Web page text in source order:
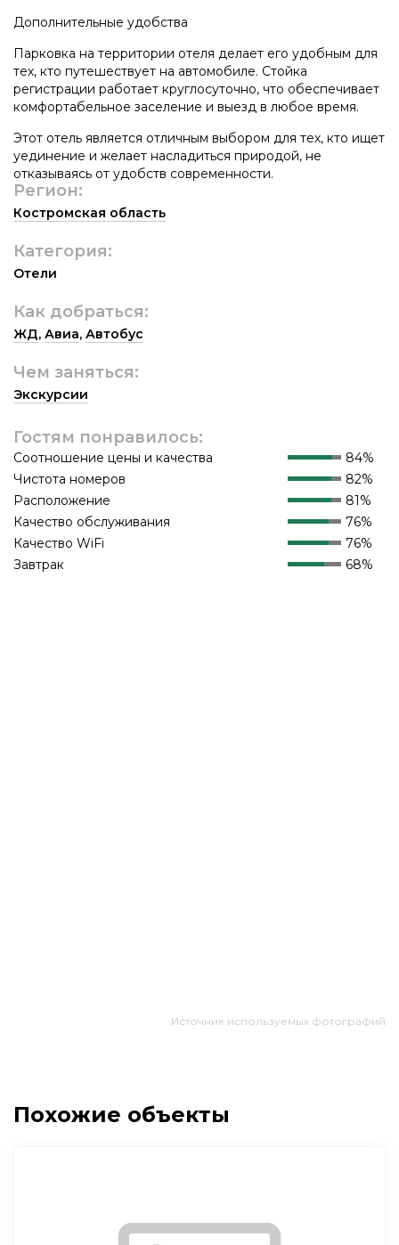
Дополнительные удобства
Парковка на территории отеля делает его удобным для
тех, кто путешествует на автомобиле. Стойка
регистрации работает круглосуточно, что обеспечивает
комфортабельное заселение и выезд в любое время.
Этот отель является отличным выбором для тех, кто ищет
уединение и желает насладиться природой, не
отказываясь от удобств современности.
Регион:
Костромская область
Категория:
Отели
Как добраться:
ЖД, Авиа, Автобус
Чем заняться:
Экскурсии
Гостям понравилось:
Соотношение цены и качества
84%
Чистота номеров
82%
Расположение
81%
Качество обслуживания
76%
Качество WiFi
76%
Завтрак
68%
Источник используемых фотографий
Похожие объекты